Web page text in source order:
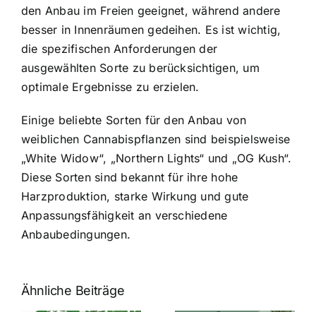
den Anbau im Freien geeignet, während andere
besser in Innenräumen gedeihen. Es ist wichtig,
die spezifischen Anforderungen der
ausgewählten Sorte zu berücksichtigen, um
optimale Ergebnisse zu erzielen.
Einige beliebte Sorten für den Anbau von
weiblichen Cannabispflanzen sind beispielsweise
„White Widow“, „Northern Lights“ und „OG Kush“.
Diese Sorten sind bekannt für ihre hohe
Harzproduktion, starke Wirkung und gute
Anpassungsfähigkeit an verschiedene
Anbaubedingungen.
Ähnliche Beiträge
Neue THC-